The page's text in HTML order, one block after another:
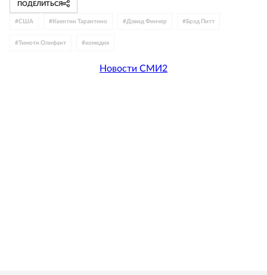
ПОДЕЛИТЬСЯ
#США # Квентин Тарантино #Дэвид Финчер # Брэд Питт
#Тимоти Олифант #комедия
Новости СМИ2